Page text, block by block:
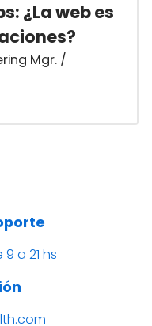
¿La web es
Mgr. /
a 21 hs